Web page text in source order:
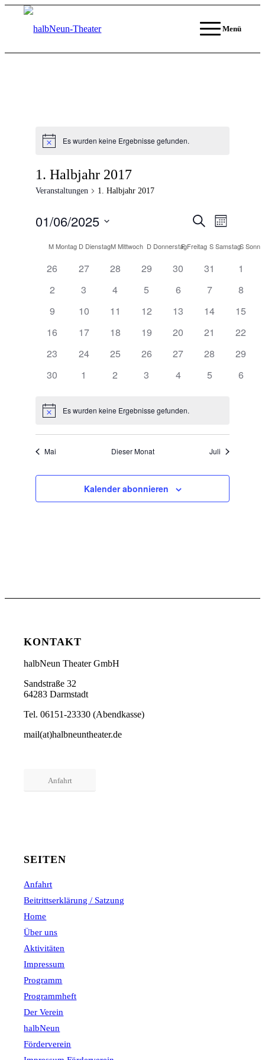
Menü
HinweisEs wurden keine Ergebnisse gefunden.
1. Halbjahr 2017
Veranstaltungen 1. Halbjahr 2017
und
Ansichten,
Navigation
Suche
Monat
01/06/2025
wählen.
Kalender
von
MMontag D DienstagMMittwoch D Donnerstag
FFreitag SSamstagS
26 27 28 29 30 31
1
2
3 4 5 6 7
8
9
10 11 12 13 14
15
16
17 18 19 20 21
22
23
24 25 26 27 28
29
30
1 2 3 4 5 6
HinweisEs wurden keine Ergebnisse gefunden.
Mai Dieser Monat Juli
Kalender abonnieren
KONTAKT
halbNeun Theater GmbH
Sandstraße 32
64283 Darmstadt
Tel. 06151-23330 (Abendkasse)
mail(at)halbneuntheater.de
Anfahrt
SEITEN
Anfahrt
Beitrittserklärung / Satzung
Home
Über uns
Aktivitäten
Impressum
Programm
Programmheft
Der Verein
halbNeun
Förderverein